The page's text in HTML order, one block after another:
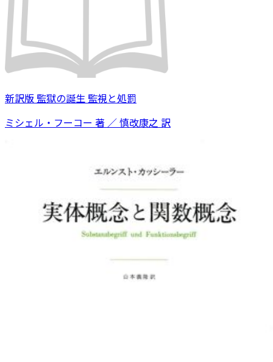
新訳版 監獄の誕生 監視と処罰
ミシェル・フーコー 著 ／ 慎改康之 訳